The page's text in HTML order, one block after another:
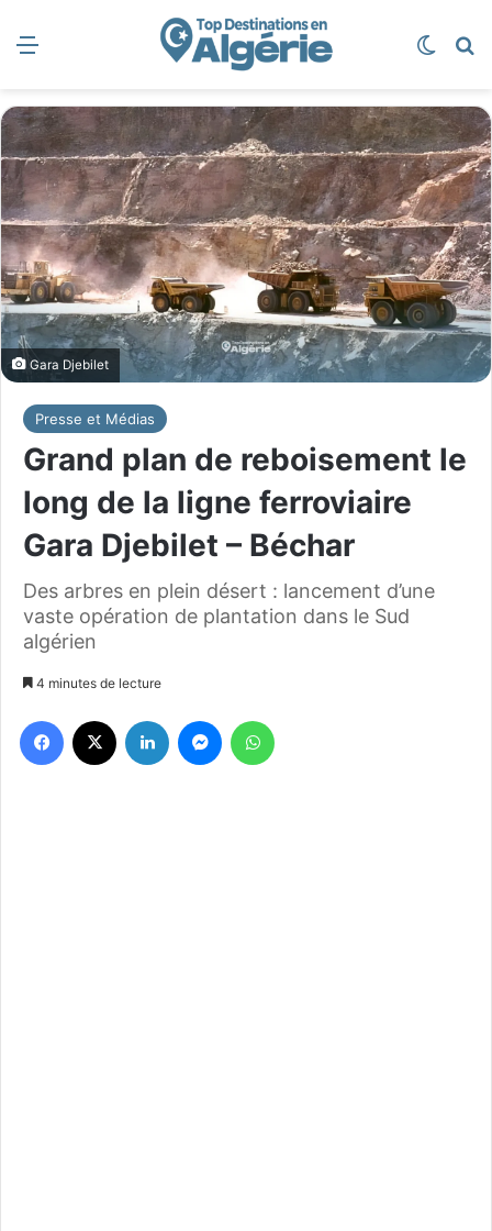
Gara Djebilet
Presse et Médias
Grand plan de reboisement le
long de la ligne ferroviaire
Gara Djebilet – Béchar
Des arbres en plein désert : lancement d’une
vaste opération de plantation dans le Sud
algérien
4 minutes de lecture